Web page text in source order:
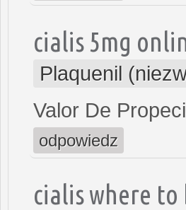
cialis 5mg
Plaquenil
Valor De
odpowiedz
cialis where to